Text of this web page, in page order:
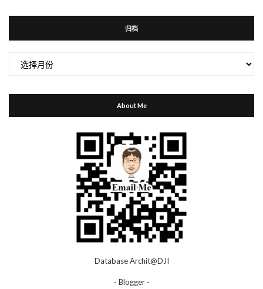
归档
About Me
Database Archit@DJI
- Blogger -